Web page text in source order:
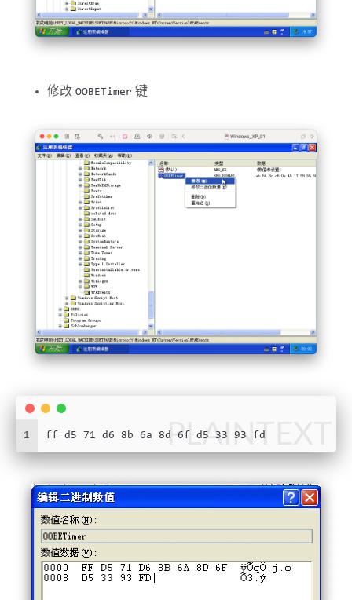
修改 OOBETimer 键
PLAINTEXT
1 ff d5 71 d6 8b 6a 8d 6f d5 33 93 fd